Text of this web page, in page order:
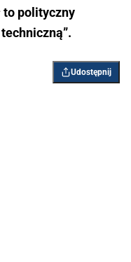
to polityczny
Udostępnij